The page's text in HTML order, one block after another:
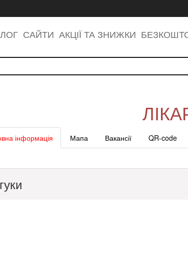
САЙТИ АКЦІЇ ТА ЗНИЖКИ
інформація Мапа Вакансії QR-code